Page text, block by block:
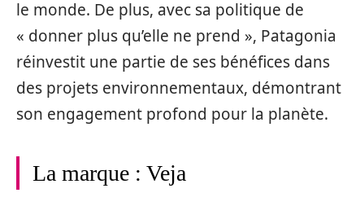
le monde. De plus, avec sa politique de
« donner plus qu’elle ne prend », Patagonia
réinvestit une partie de ses bénéfices dans
des projets environnementaux, démontrant
son engagement profond pour la planète.
La marque : Veja